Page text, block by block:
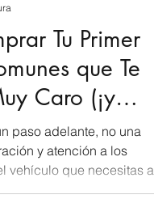
crédito y
viviendo
ser una gran
personas de la
dificultades para
financiero aquí.
Tu Primer
que Te
Caro (¡y
paso adelante, no una
y atención a los
vehículo que necesitas a